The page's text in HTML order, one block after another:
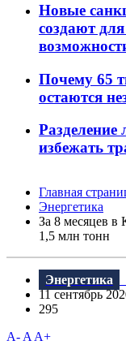
Новые
создают
Почему 65
остаются
избежать
Главная
Энергетика
За 8 месяцев в
1,5 млн тонн
Энергетика
11 сентябрь
295
A- A A+